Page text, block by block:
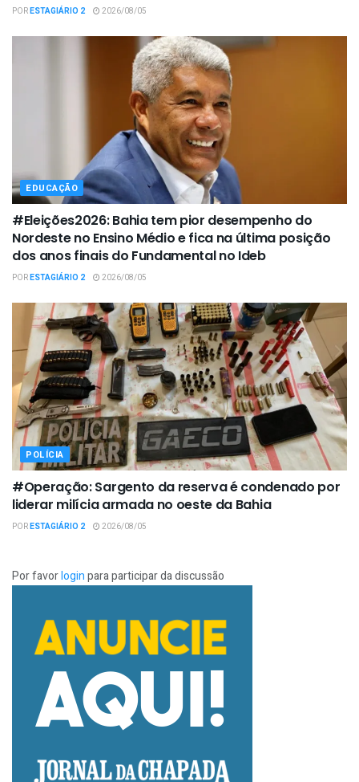
PORESTAGIÁRIO 2 2026/08/05
EDUCAÇÃO
#Eleições2026: Bahia tem pior desempenho do
Nordeste no Ensino Médio e fica na última posição
dos anos finais do Fundamental no Ideb
PORESTAGIÁRIO 2 2026/08/05
POLÍCIA
#Operação: Sargento da reserva é condenado por
liderar milícia armada no oeste da Bahia
PORESTAGIÁRIO 2 2026/08/05
Por favorloginpara participar da discussão